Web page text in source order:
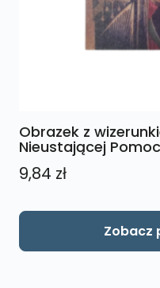
Obrazek z
Nieustającej
9,84 zł
Zobacz